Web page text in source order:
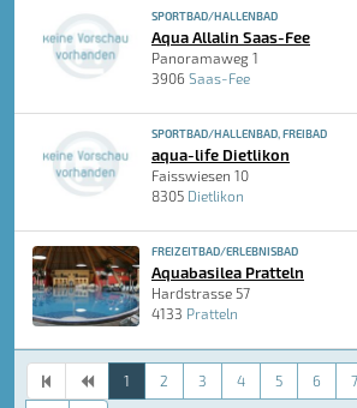
SPORTBAD/HALLENBAD
Aqua Allalin Saas-Fee
Panoramaweg 1
3906 Saas-Fee
SPORTBAD/HALLENBAD, FREIBAD
aqua-life Dietlikon
Faisswiesen 10
8305 Dietlikon
FREIZEITBAD/ERLEBNISBAD
Aquabasilea Pratteln
Hardstrasse 57
4133 Pratteln
1 2 3 4 5 6 7